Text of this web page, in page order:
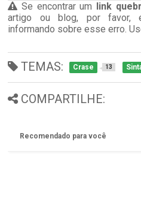
Se encontrar um link
artigo ou blog, por favor,
informando sobre esse erro.
TEMAS: Crase 13
COMPARTILHE:
Recomendado para você